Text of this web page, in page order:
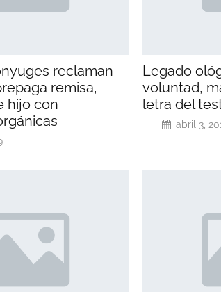
reclaman
remisa,
hijo con
Legado
voluntad,
letra del
abril 3,